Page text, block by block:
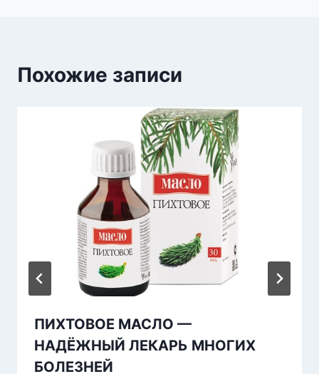
Похожие записи
ПИХТОВОЕ МАСЛО —
НАДЁЖНЫЙ ЛЕКАРЬ МНОГИХ
БОЛЕЗНЕЙ